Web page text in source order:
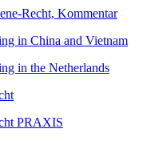
Recht, Kommentar
in China and Vietnam
in the Netherlands
PRAXIS